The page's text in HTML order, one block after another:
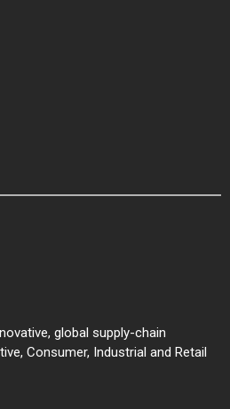
global supply-chain
Consumer, Industrial and Retail